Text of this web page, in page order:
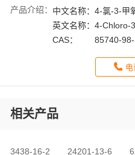
产品介绍： 中文名称： 4-氯-3-甲
英文名称： 4-Chloro-
CAS：
85740-
电
相关产品
3438-16-2 24201-13-6